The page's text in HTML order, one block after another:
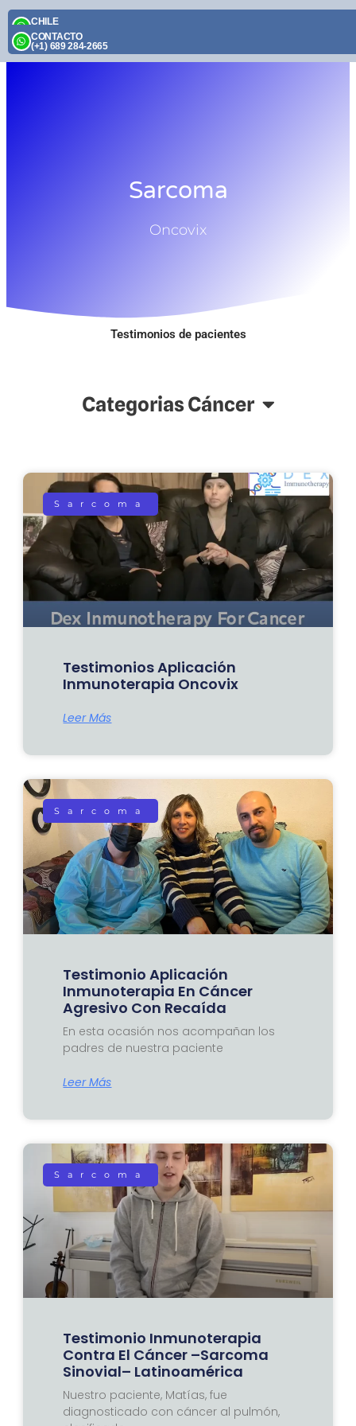
Skip
content
CHILE
(+56) 9 2395 1174
CONTACTO
(+1) 689 284-2665
Sarcoma
Oncovix
Testimonios de pacientes
Categorias Cáncer
Sarcoma
Testimonios Aplicación
Inmunoterapia Oncovix
Leer Más
Sarcoma
Testimonio Aplicación
Inmunoterapia En Cáncer
Agresivo Con Recaída
En esta ocasión nos acompañan los
padres de nuestra paciente
Leer Más
Sarcoma
Testimonio Inmunoterapia
Contra El Cáncer –Sarcoma
Sinovial– Latinoamérica
Nuestro paciente, Matías, fue
diagnosticado con cáncer al pulmón,